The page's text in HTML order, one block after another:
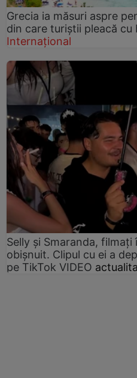
Grecia ia măsuri aspre
din care turiștii pleacă cu
Internațional
Selly și Smaranda,
obișnuit. Clipul cu ei a
pe TikTok VIDEO